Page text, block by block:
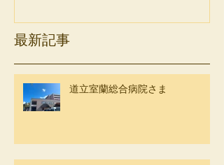
最新記事
道立室蘭総合病院さま